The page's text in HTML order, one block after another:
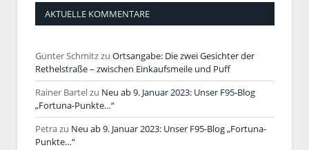
AKTUELLE KOMMENTARE
Günter Schmitzzu Ortsangabe: Die zwei Gesichter der
Rethelstraße – zwischen Einkaufsmeile und Puff
Rainer Bartelzu Neu ab 9. Januar 2023: Unser F95-Blog
„Fortuna-Punkte…“
Petrazu Neu ab 9. Januar 2023: Unser F95-Blog „Fortuna-
Punkte…“